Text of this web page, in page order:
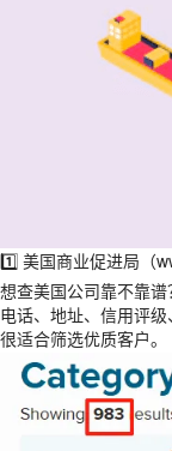
1️⃣ 美国商业促进局（
想查美国公司靠不靠
电话、地址、信用评
很适合筛选优质客户。